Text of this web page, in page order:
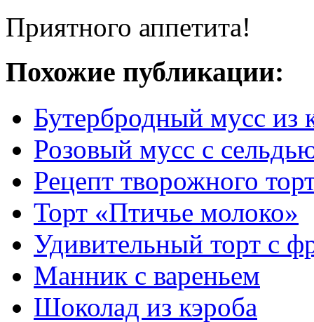
Приятного аппетита!
Похожие публикации:
Бутербродный мусс из
Розовый мусс с
Рецепт творожного
Торт «Птичье молоко»
Удивительный торт с
Манник с вареньем
Шоколад из кэроба